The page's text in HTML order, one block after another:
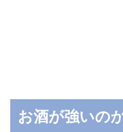
お酒が強いの